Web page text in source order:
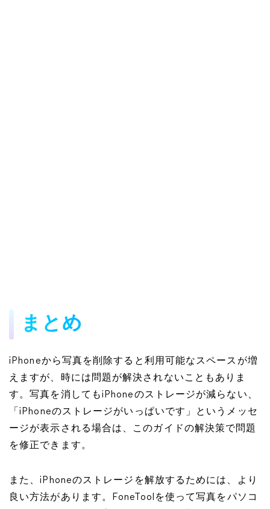
まとめ
iPhoneから写真を削除すると利用可能なスペースが増
えますが、時には問題が解決されないこともありま
す。写真を消してもiPhoneのストレージが減らない、
「iPhoneのストレージがいっぱいです」というメッセ
ージが表示される場合は、このガイドの解決策で問題
を修正できます。
また、iPhoneのストレージを解放するためには、より
良い方法があります。FoneToolを使って写真をパソコ